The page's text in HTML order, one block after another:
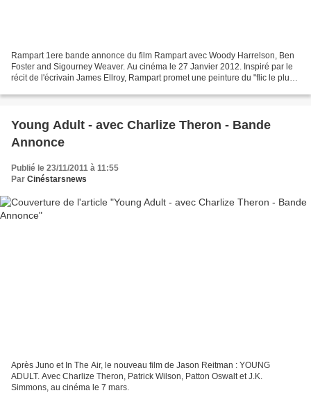
Rampart 1ere bande annonce du film Rampart avec Woody Harrelson, Ben
Foster and Sigourney Weaver. Au cinéma le 27 Janvier 2012. Inspiré par le
récit de l'écrivain James Ellroy, Rampart promet une peinture du "flic le plus
Young Adult - avec Charlize Theron - Bande
Annonce
Publié le 23/11/2011 à 11:55
Par Cinéstarsnews
Après Juno et In The Air, le nouveau film de Jason Reitman : YOUNG
ADULT. Avec Charlize Theron, Patrick Wilson, Patton Oswalt et J.K.
Simmons, au cinéma le 7 mars.